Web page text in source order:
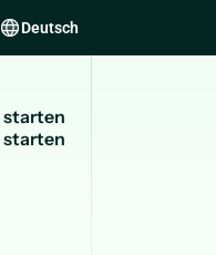
Deutsch
starten